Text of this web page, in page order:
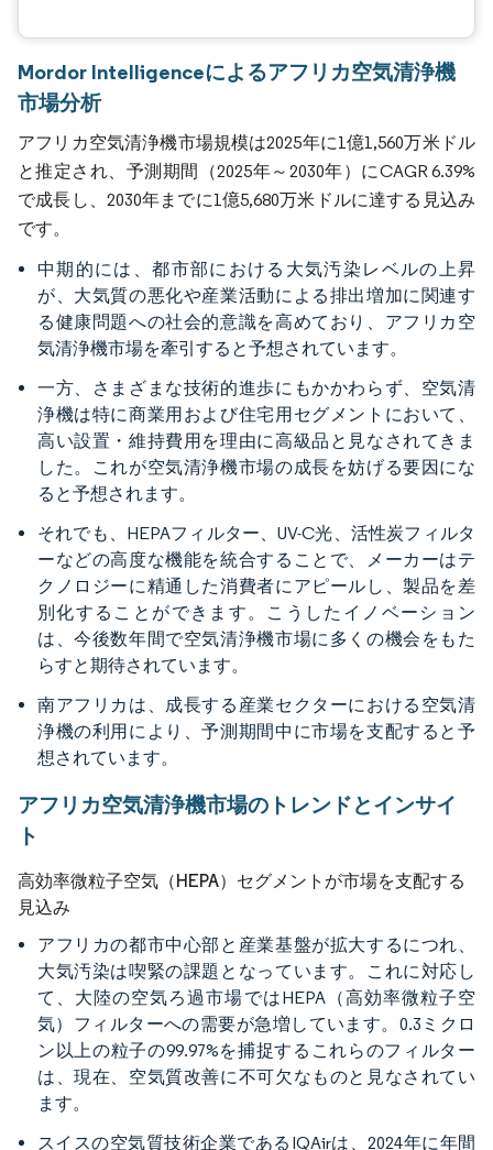
Mordor Intelligenceによるアフリカ空気清浄機
市場分析
アフリカ空気清浄機市場規模は2025年に1億1,560万米ドル
と推定され、予測期間（2025年～2030年）にCAGR 6.39%
で成長し、2030年までに1億5,680万米ドルに達する見込み
です。
中期的には、都市部における大気汚染レベルの上昇
が、大気質の悪化や産業活動による排出増加に関連す
る健康問題への社会的意識を高めており、アフリカ空
気清浄機市場を牽引すると予想されています。
一方、さまざまな技術的進歩にもかかわらず、空気清
浄機は特に商業用および住宅用セグメントにおいて、
高い設置・維持費用を理由に高級品と見なされてきま
した。これが空気清浄機市場の成長を妨げる要因にな
ると予想されます。
それでも、HEPAフィルター、UV-C光、活性炭フィルタ
ーなどの高度な機能を統合することで、メーカーはテ
クノロジーに精通した消費者にアピールし、製品を差
別化することができます。こうしたイノベーション
は、今後数年間で空気清浄機市場に多くの機会をもた
らすと期待されています。
南アフリカは、成長する産業セクターにおける空気清
浄機の利用により、予測期間中に市場を支配すると予
想されています。
アフリカ空気清浄機市場のトレンドとインサイ
ト
高効率微粒子空気（HEPA）セグメントが市場を支配する
見込み
アフリカの都市中心部と産業基盤が拡大するにつれ、
大気汚染は喫緊の課題となっています。これに対応し
て、大陸の空気ろ過市場ではHEPA（高効率微粒子空
気）フィルターへの需要が急増しています。0.3ミクロ
ン以上の粒子の99.97%を捕捉するこれらのフィルター
は、現在、空気質改善に不可欠なものと見なされてい
ます。
スイスの空気質技術企業であるIQAirは、2024年に年間